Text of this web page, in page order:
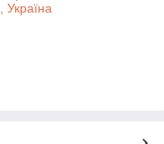
Україна